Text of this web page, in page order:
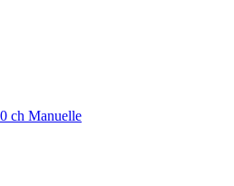
ch Manuelle